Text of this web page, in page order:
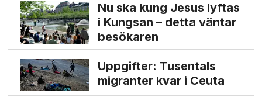
Nu ska kung Jesus lyftas
i Kungsan – detta väntar
besökaren
Uppgifter: Tusentals
migranter kvar i Ceuta